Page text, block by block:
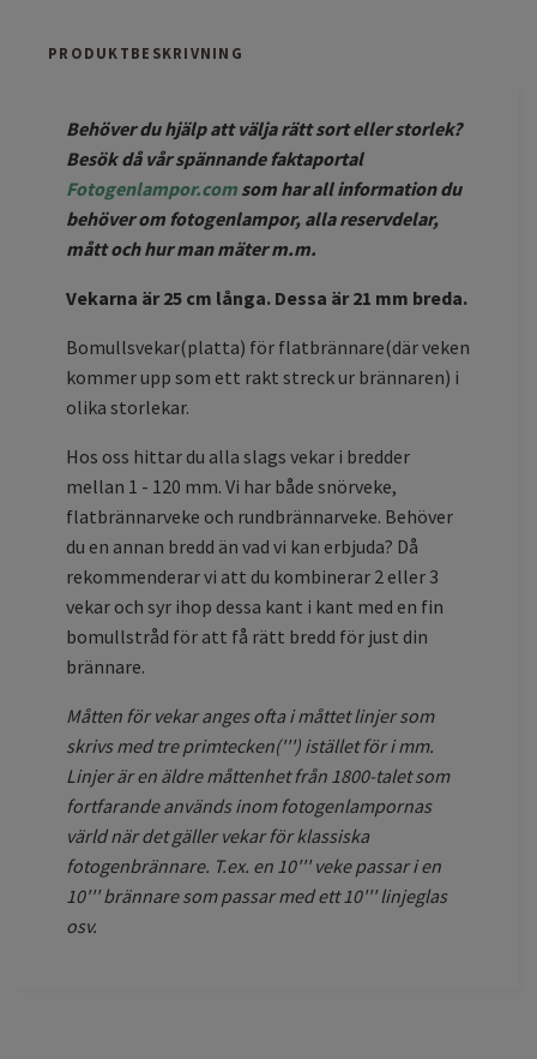
PRODUKTBESKRIVNING
Behöver du hjälp att välja rätt sort eller storlek?
Besök då vår spännande faktaportal
Fotogenlampor.com som har all information du
behöver om fotogenlampor, alla reservdelar,
mått och hur man mäter m.m.
Vekarna är 25 cm långa. Dessa är 21 mm breda.
Bomullsvekar(platta) för flatbrännare(där veken
kommer upp som ett rakt streck ur brännaren) i
olika storlekar.
Hos oss hittar du alla slags vekar i bredder
mellan 1 - 120 mm. Vi har både snörveke,
flatbrännarveke och rundbrännarveke. Behöver
du en annan bredd än vad vi kan erbjuda? Då
rekommenderar vi att du kombinerar 2 eller 3
vekar och syr ihop dessa kant i kant med en fin
bomullstråd för att få rätt bredd för just din
brännare.
Måtten för vekar anges ofta i måttet linjer som
skrivs med tre primtecken(''') istället för i mm.
Linjer är en äldre måttenhet från 1800-talet som
fortfarande används inom fotogenlampornas
värld när det gäller vekar för klassiska
fotogenbrännare. T.ex. en 10''' veke passar i en
10''' brännare som passar med ett 10''' linjeglas
osv.